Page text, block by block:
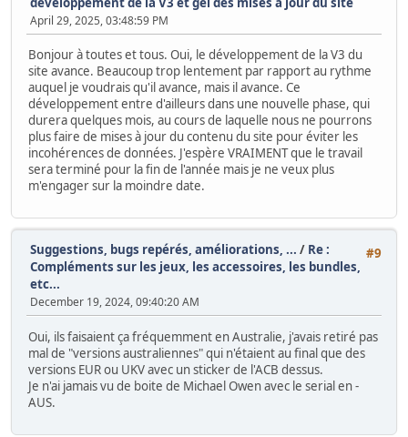
April 29, 2025, 03:48:59 PM
Bonjour à toutes et tous. Oui, le développement de la V3 du
site avance. Beaucoup trop lentement par rapport au rythme
auquel je voudrais qu'il avance, mais il avance. Ce
développement entre d'ailleurs dans une nouvelle phase, qui
durera quelques mois, au cours de laquelle nous ne pourrons
plus faire de mises à jour du contenu du site pour éviter les
incohérences de données. J'espère VRAIMENT que le travail
sera terminé pour la fin de l'année mais je ne veux plus
m'engager sur la moindre date.
#9
Suggestions, bugs repérés, améliorations, ... / Re :
Compléments sur les jeux, les accessoires, les bundles,
etc...
December 19, 2024, 09:40:20 AM
Oui, ils faisaient ça fréquemment en Australie, j'avais retiré pas
mal de "versions australiennes" qui n'étaient au final que des
versions EUR ou UKV avec un sticker de l'ACB dessus.
Je n'ai jamais vu de boite de Michael Owen avec le serial en -
AUS.